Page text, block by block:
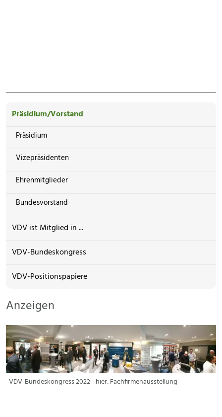
Präsidium/Vorstand
Präsidium
Vizepräsidenten
Ehrenmitglieder
Bundesvorstand
VDV ist Mitglied in ...
VDV-Bundeskongress
VDV-Positionspapiere
Anzeigen
VDV-Bundeskongress 2022 - hier: Fachfirmenausstellung